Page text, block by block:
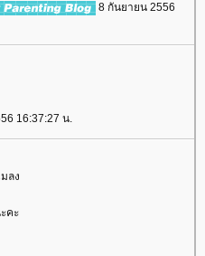
8 กันยายน 2556
16:37:27 น.
ลง
คะ